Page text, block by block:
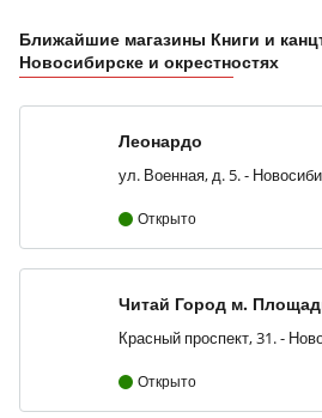
Ближайшие магазины Книги и
Новосибирске и окрестностях
Леонардо
ул. Военная, д. 5. -
Открыто
Читай Город м.
Красный
Открыто